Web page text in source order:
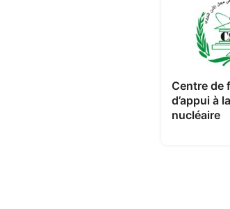
Centre de
d’appui à
nucléaire